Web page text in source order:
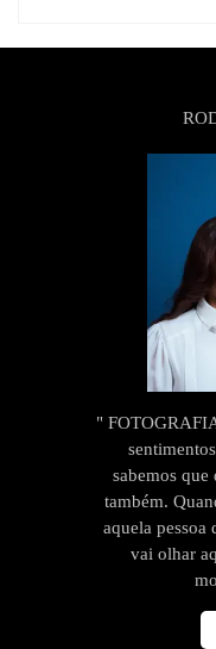
"
sabemos que
também.
aquela pessoa
vai olhar